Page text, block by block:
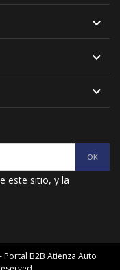



este sitio, y la
B2B Atienza Auto